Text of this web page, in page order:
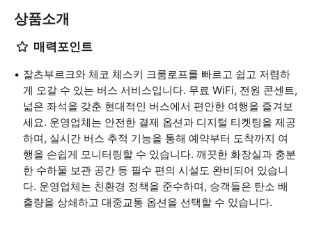
상품소개
매력포인트
잘츠부르크와 체코 체스키 크룸로프를 빠르고 쉽고 저렴하
게 오갈 수 있는 버스 서비스입니다. 무료 WiFi, 전원 콘센트,
넓은 좌석을 갖춘 현대적인 버스에서 편안한 여행을 즐겨보
세요. 운영업체는 안전한 결제 옵션과 디지털 티켓팅을 제공
하며, 실시간 버스 추적 기능을 통해 예약부터 도착까지 여
행을 손쉽게 모니터링할 수 있습니다. 깨끗한 화장실과 충분
한 수하물 보관 공간 등 필수 편의 시설도 완비되어 있습니
다. 운영업체는 친환경 정책을 준수하며, 승객들은 탄소 배
출량을 상쇄하고 대중교통 옵션을 선택할 수 있습니다.